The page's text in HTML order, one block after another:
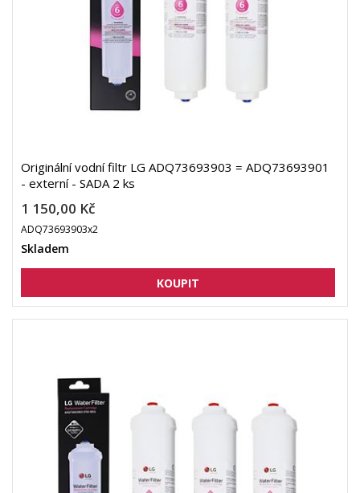
Originální vodní filtr LG ADQ73693903 = ADQ73693901
- externí - SADA 2 ks
1 150,00 Kč
ADQ73693903x2
Skladem